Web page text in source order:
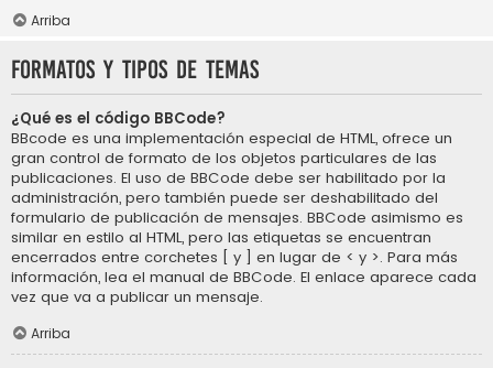
Arriba
Formatos y tipos de temas
¿Qué es el código BBCode?
BBcode es una implementación especial de HTML, ofrece un
gran control de formato de los objetos particulares de las
publicaciones. El uso de BBCode debe ser habilitado por la
administración, pero también puede ser deshabilitado del
formulario de publicación de mensajes. BBCode asimismo es
similar en estilo al HTML, pero las etiquetas se encuentran
encerrados entre corchetes [ y ] en lugar de < y >. Para más
información, lea el manual de BBCode. El enlace aparece cada
vez que va a publicar un mensaje.
Arriba